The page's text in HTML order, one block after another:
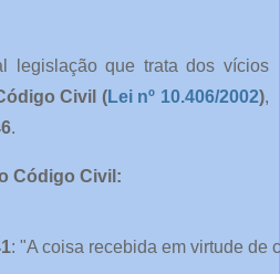
legislação que trata dos vícios
Civil (Lei nº 10.406/2002),
.
Código Civil:
: "A coisa recebida em virtude de